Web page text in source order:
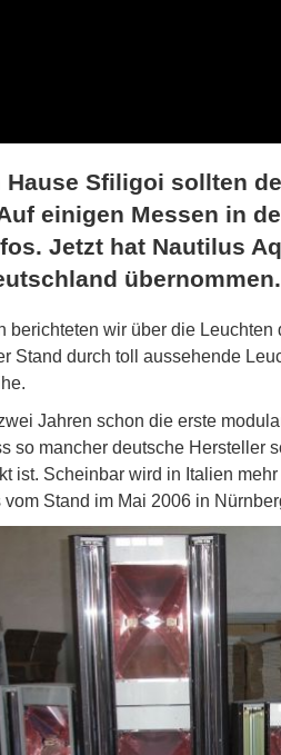
Hause Sfiligoi sollten
einigen Messen in
Jetzt hat Nautilus
übernommen.
berichteten wir über die
Stand durch toll aussehende
Jahren schon die erste
so mancher deutsche Hersteller
ist. Scheinbar wird in Italien
vom Stand im Mai 2006 in